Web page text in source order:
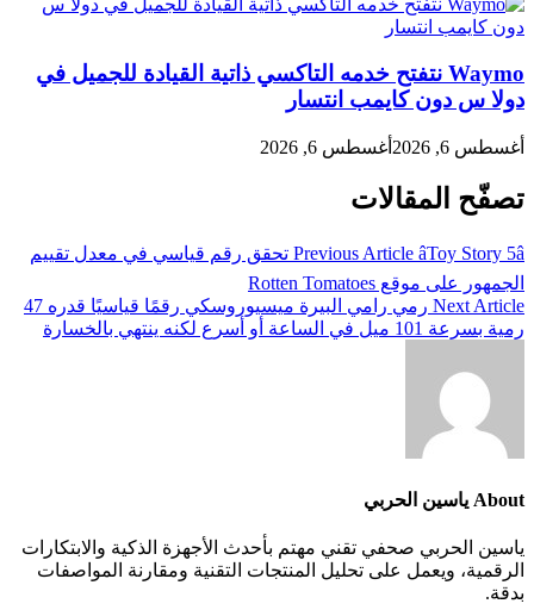
Waymo​ نتفتح خدمه التاكسي ذاتية القيادة للجميل في
دولا س دون كايمب انتسار
أغسطس 6, 2026 أغسطس 6, 2026
تصفّح المقالات
Previous Article âToy Story 5â تحقق رقم قياسي في معدل تقييم
الجمهور على موقع Rotten Tomatoes
Next Article
رمي رامي البيرة ميسيوروسكي رقمًا قياسيًا قدره 47
رمية بسرعة 101 ميل في الساعة أو أسرع لكنه ينتهي بالخسارة
About ياسين الحربي
ياسين الحربي صحفي تقني مهتم بأحدث الأجهزة الذكية والابتكارات
الرقمية، ويعمل على تحليل المنتجات التقنية ومقارنة المواصفات
بدقة.